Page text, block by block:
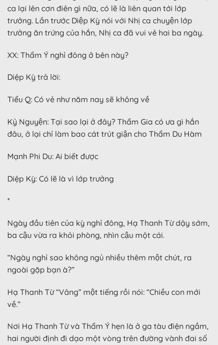
ca lại lên cơn điên gì nữa, có lẽ là liên quan tới lớp
trưởng. Lần trước Diệp Kỳ nói với Nhị ca chuyện lớp
trưởng ăn trứng của hắn, Nhị ca đã vui vẻ hai ba ngày.
XX: Thẩm Ý nghỉ đông ở bên này?
Diệp Kỳ trả lời:
Tiểu Q: Có vẻ như năm nay sẽ không về
Kỷ Nguyện: Tại sao lại ở đây? Thẩm Gia có ưa gì hắn
đâu, ở lại chỉ làm bao cát trút giận cho Thẩm Du Hàm
Mạnh Phi Du: Ai biết được
Diệp Kỳ: Có lẽ là vì lớp trưởng
*
Ngày đầu tiên của kỳ nghỉ đông, Hạ Thanh Từ dậy sớm,
ba cậu vừa ra khỏi phòng, nhìn cậu một cái.
“Ngày nghỉ sao không ngủ nhiều thêm một chút, ra
ngoài gặp bạn à?”
Hạ Thanh Từ “Vâng” một tiếng rồi nói: “Chiều con mới
về.”
Nơi Hạ Thanh Từ và Thẩm Ý hẹn là ở ga tàu điện ngầm,
hai người định đi dạo một vòng trên đường vành đai số